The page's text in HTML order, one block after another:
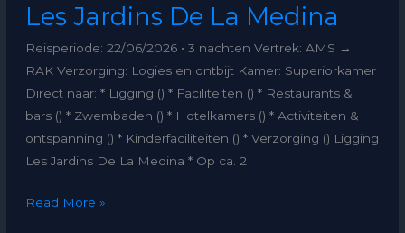
Les Jardins De La Medina
Reisperiode: 22/06/2026 • 3 nachten Vertrek: AMS →
RAK Verzorging: Logies en ontbijt Kamer: Superiorkamer
Direct naar: * Ligging () * Faciliteiten () * Restaurants &
bars () * Zwembaden () * Hotelkamers () * Activiteiten &
ontspanning () * Kinderfaciliteiten () * Verzorging () Ligging
Les Jardins De La Medina * Op ca. 2
Jardins
Read More »